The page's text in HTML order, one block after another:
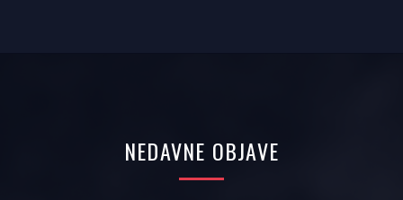
NEDAVNE OBJAVE